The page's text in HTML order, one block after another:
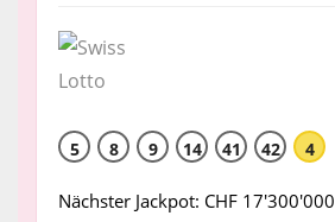
5 8 9 14 41 42 4
Nächster Jackpot: CHF 17'300'000